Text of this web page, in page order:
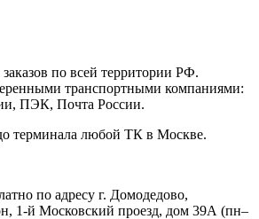
по всей территории РФ.
транспортными компаниями:
ПЭК, Почта России.
терминала любой ТК в Москве.
по адресу г. Домодедово,
1-й Московский проезд, дом 39А (пн–